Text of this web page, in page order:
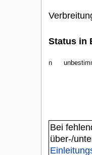
Status in
n
Bei
über-/